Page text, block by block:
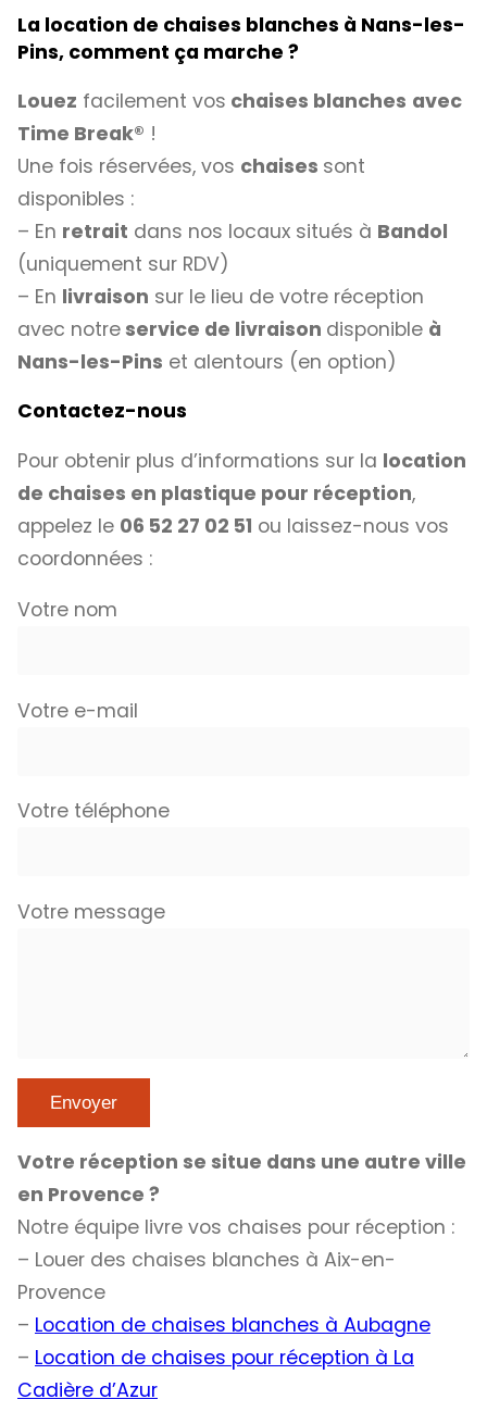
La location de chaises blanches à Nans-les-
Pins, comment ça marche ?
Louez facilement vos chaises blanches avec
Time Break® !
Une fois réservées, vos chaises sont
disponibles :
– En retrait dans nos locaux situés à Bandol
(uniquement sur RDV)
– En livraison sur le lieu de votre réception
avec notre service de livraison disponible à
Nans-les-Pins et alentours (en option)
Contactez-nous
Pour obtenir plus d’informations sur la location
de chaises en plastique pour réception,
appelez le 06 52 27 02 51 ou laissez-nous vos
coordonnées :
Votre nom
Votre e-mail
Votre téléphone
Votre message
Votre réception se situe dans une autre ville
en Provence ?
Notre équipe livre vos chaises pour réception :
– Louer des chaises blanches à Aix-en-
Provence
– Location de chaises blanches à Aubagne
– Location de chaises pour réception à La
Cadière d’Azur